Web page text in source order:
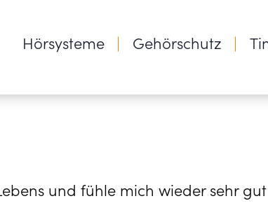
Hörsysteme Gehörschutz
und fühle mich wieder sehr